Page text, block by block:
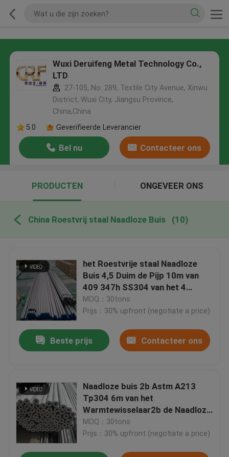
Wuxi Deruifeng Metal Technology Co.,
LTD
27-105, No. 289, Textile City Avenue, Xinwu
District, Wuxi City, Jiangsu Province,
China,China
5.0
Geverifieerde Leverancier
Bel nu Contacteer ons
PRODUCTEN ONGEVEER ONS
China Roestvrij staal Naadloze Buis (10)
het Roestvrije staal Naadloze
Buis 4,5 Duim de Pijp 10m van
409 347h SS304 van het 4
Duimroestvrije staal
MOQ：30tons
Prijs：30% upfront (negotiate a price)
Beste prijs Contacteer ons
Naadloze buis 2b Astm A213
Tp304 6m van het
Warmtewisselaar2b de Naadloze
10mm Roestvrije staal
MOQ：30tons
Prijs：30% upfront (negotiate a price)